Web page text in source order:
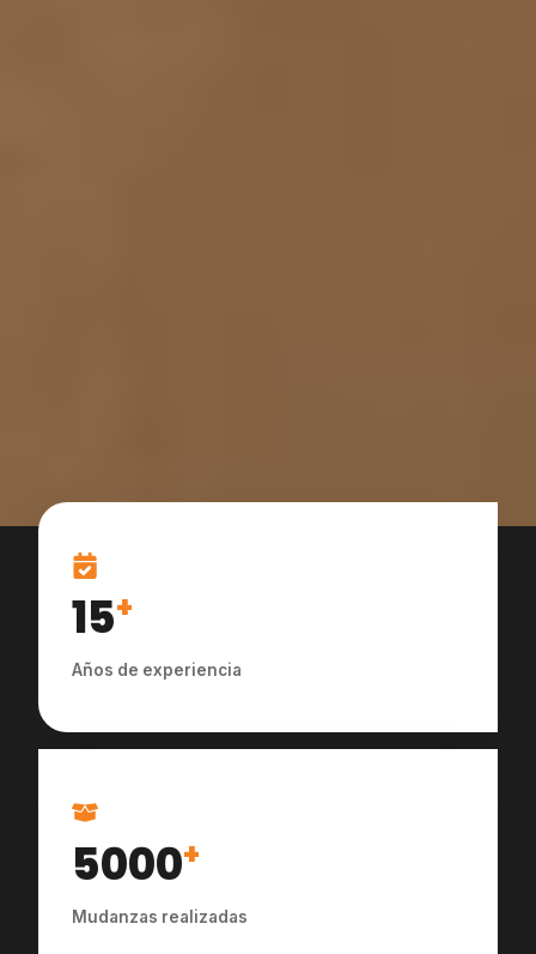
15+
Años de experiencia
5000+
Mudanzas realizadas